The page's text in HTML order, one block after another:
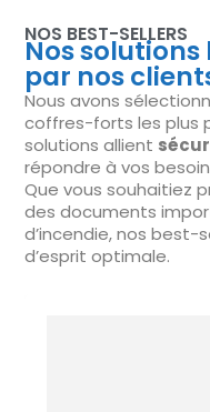
NOS BEST-SELLERS
Nos solutions
par nos
Nous avons
coffres-forts les plus
solutions allient
répondre à vos
Que vous souhaitiez
des documents
d’incendie, nos
d’esprit optimale.